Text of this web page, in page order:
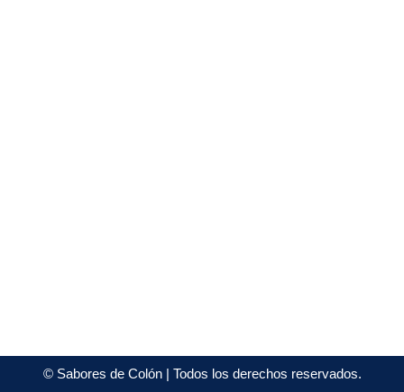
©Sabores de Colón| Todos los derechos reservados.